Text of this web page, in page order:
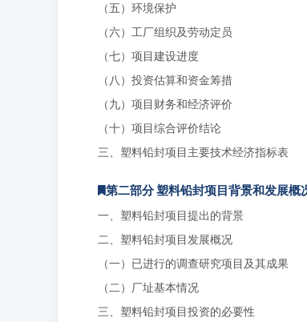
（五）环境保护
（六）工厂组织及劳动定员
（七）项目建设进度
（八）投资估算和资金筹措
（九）项目财务和经济评价
（十）项目综合评价结论
三、塑料铅封项目主要技术经济指标表
第二部分 塑料铅封项目背景和发展概
一、塑料铅封项目提出的背景
二、塑料铅封项目发展概况
（一）已进行的调查研究项目及其成果
（二）厂址基本情况
三、塑料铅封项目投资的必要性